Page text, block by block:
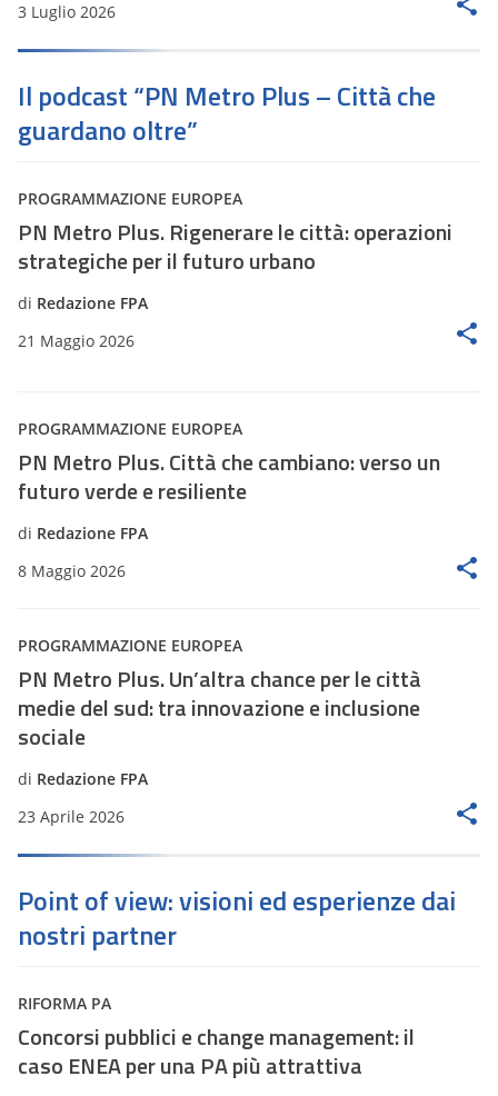
3 Luglio 2026
Il podcast “PN Metro Plus – Città che
guardano oltre”
PROGRAMMAZIONE EUROPEA
PN Metro Plus. Rigenerare le città: operazioni
strategiche per il futuro urbano
di Redazione FPA
21 Maggio 2026
PROGRAMMAZIONE EUROPEA
PN Metro Plus. Città che cambiano: verso un
futuro verde e resiliente
di Redazione FPA
8 Maggio 2026
PROGRAMMAZIONE EUROPEA
PN Metro Plus. Un’altra chance per le città
medie del sud: tra innovazione e inclusione
sociale
di Redazione FPA
23 Aprile 2026
Point of view: visioni ed esperienze dai
nostri partner
RIFORMA PA
Concorsi pubblici e change management: il
caso ENEA per una PA più attrattiva